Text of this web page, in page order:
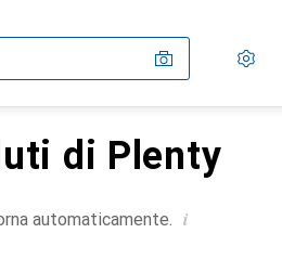
Conto
Liste
Liste
Carrello
di Plenty
automaticamente. i